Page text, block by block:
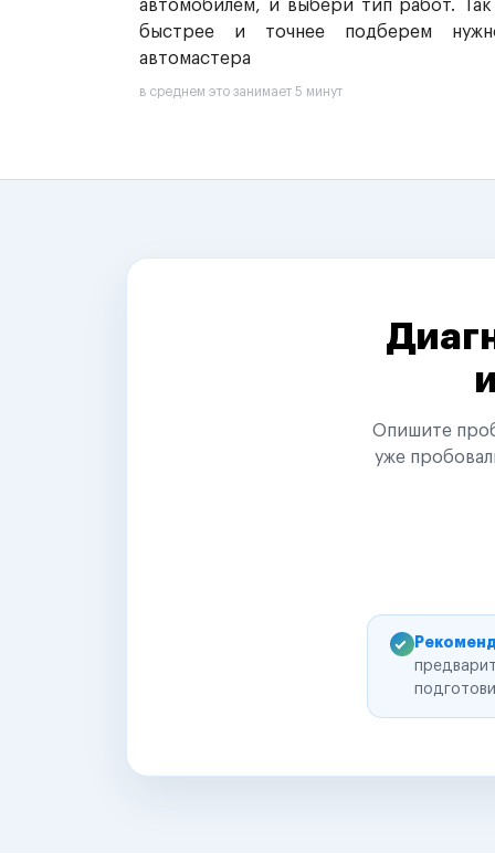
автомобилем, и выбери тип работ.
быстрее и точнее подберем
автомастера
в среднем это занимает 5 минут
Опишите
уже